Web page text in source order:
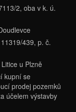
2, oba v k. ú.
439, p. č.
u Plzně
kupní se
prodej pozemků
účelem výstavby